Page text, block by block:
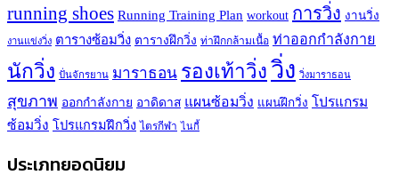
running shoes Running Training Plan workout การวิ่ง งานวิ่ง
งานแข่งวิ่ง ตารางซ้อมวิ่ง ตารางฝึกวิ่ง ท่าฝึกกล้ามเนื้อ ท่าออกกำลังกาย
นักวิ่ง ปั่นจักรยาน มาราธอน รองเท้าวิ่ง วิ่ง วิ่งมาราธอน
สุขภาพ ออกกำลังกาย อาดิดาส แผนซ้อมวิ่ง แผนฝึกวิ่ง โปรแกรม
ซ้อมวิ่ง โปรแกรมฝึกวิ่ง ไตรกีฬา ไนกี้
ประเภทยอดนิยม